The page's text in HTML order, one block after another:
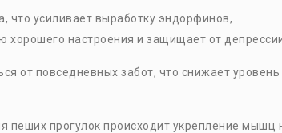
что усиливает выработку эндорфинов,
настроения и защищает от
от повседневных забот, что снижает уровень
прогулок происходит укрепление мышц